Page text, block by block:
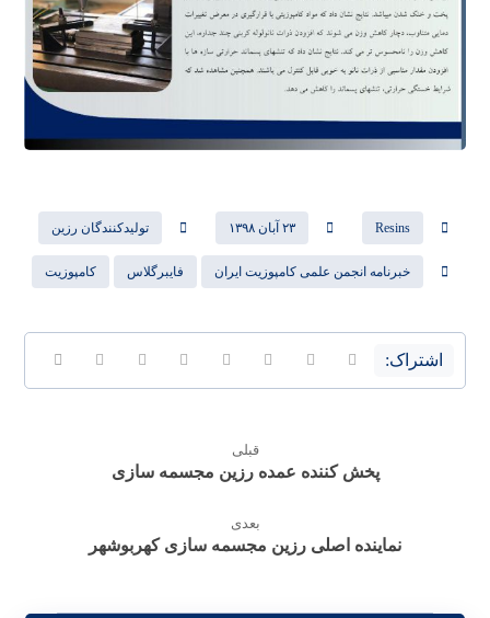
Resins ۲۳ آبان ۱۳۹۸ تولیدکنندگان رزین
خبرنامه انجمن علمی کامپوزیت ایران فایبرگلاس کامپوزیت
قبلی
پخش کننده عمده رزین مجسمه سازی
بعدی
نماینده اصلی رزین مجسمه سازی کهربوشهر